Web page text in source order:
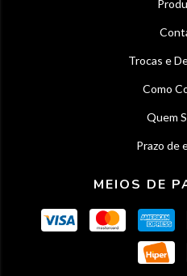
Trocas e
Como
Quem
Prazo de
MEIOS DE